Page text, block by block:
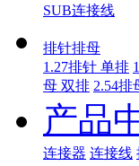
SUB连接线
排针排母
1.27排针 单排
母 双排 2.54排
产品
连接器 连接线